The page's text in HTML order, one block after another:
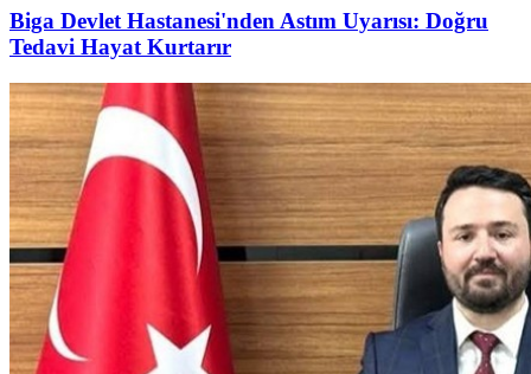
Biga Devlet Hastanesi'nden Astım Uyarısı: Doğru
Tedavi Hayat Kurtarır